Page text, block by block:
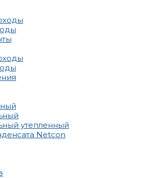
утепленный
Netcon